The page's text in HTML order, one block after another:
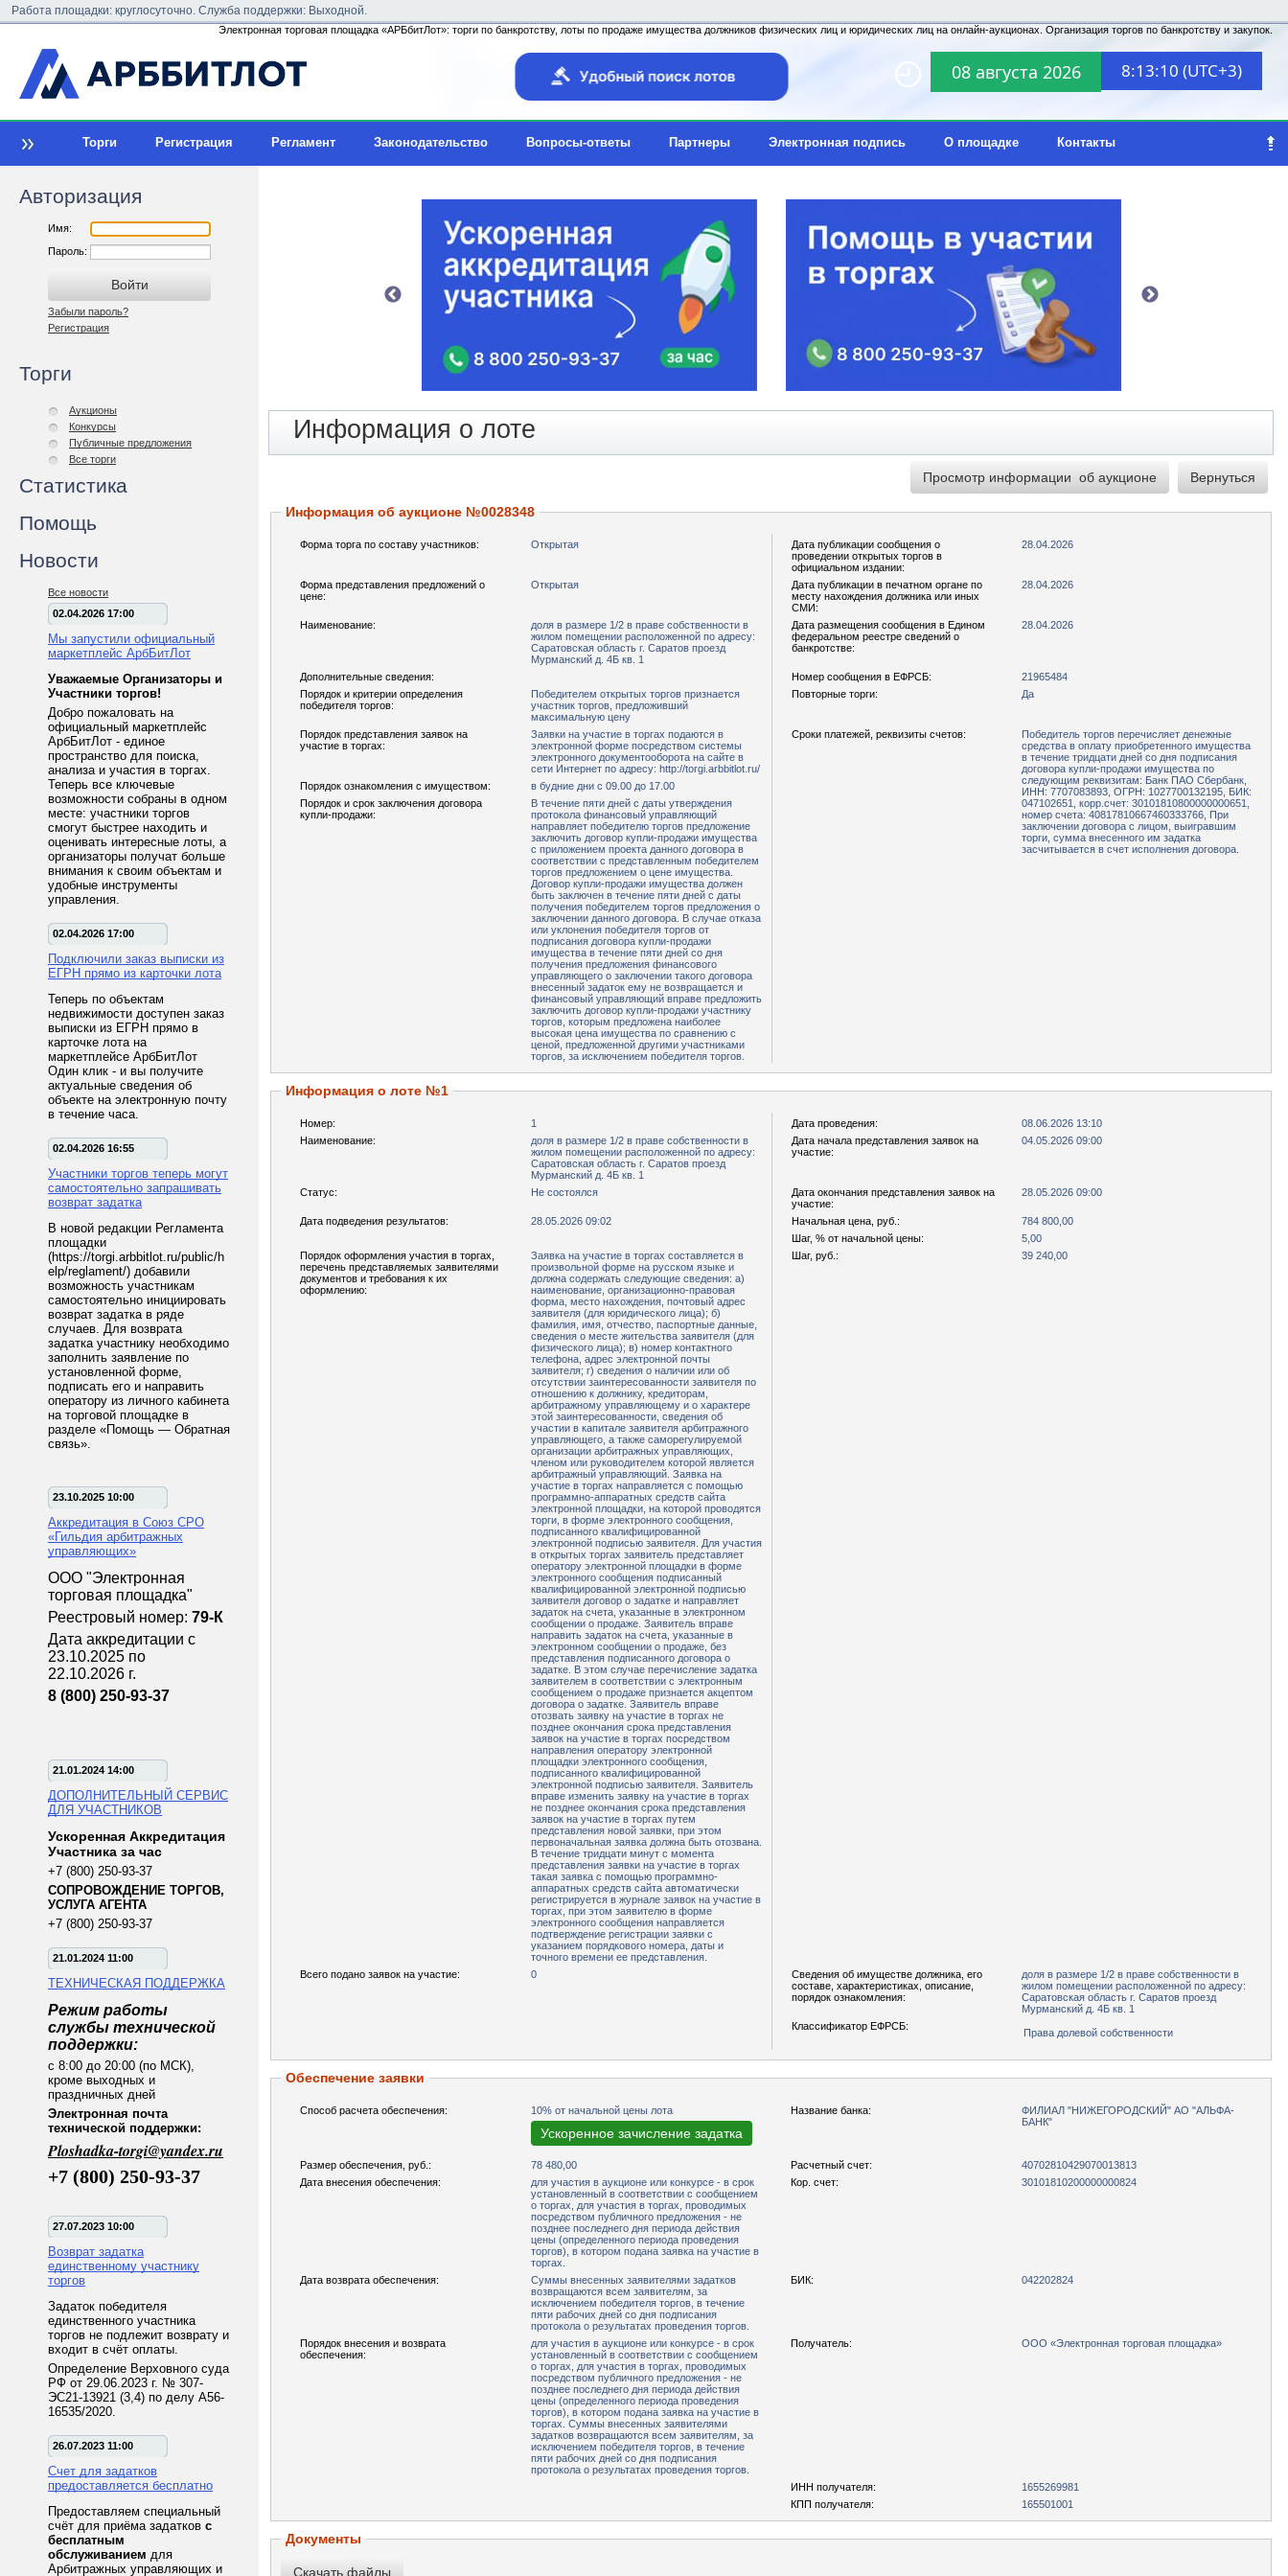
08 августа 2026 8:13:10 (UTC+3)
Работа площадки: круглосуточно. Служба поддержки: Выходной.
Электронная торговая площадка «АРБбитЛот»: торги по банкротству, лоты по продаже имущества должников физических лиц и юридических лиц на онлайн-аукционах. Организация торгов по банкротству и закупок.
Торги Регистрация Регламент Законодательство Вопросы-ответы Партнеры Электронная подпись О площадке Контакты
Авторизация
Имя:
Пароль:
Забыли пароль?
Регистрация
Торги
Аукционы
Конкурсы
Публичные предложения
Все торги
Статистика
Помощь
Новости
Все новости
02.04.2026 17:00
Мы запустили официальный
маркетплейс АрбБитЛот
Уважаемые Организаторы и
Участники торгов!
Добро пожаловать на
официальный маркетплейс
АрбБитЛот - единое
пространство для поиска,
анализа и участия в торгах.
Теперь все ключевые
возможности собраны в одном
месте: участники торгов
смогут быстрее находить и
оценивать интересные лоты, а
организаторы получат больше
внимания к своим объектам и
удобные инструменты
управления.
02.04.2026 17:00
Подключили заказ выписки из
ЕГРН прямо из карточки лота
Теперь по объектам
недвижимости доступен заказ
выписки из ЕГРН прямо в
карточке лота на
маркетплейсе АрбБитЛот
Один клик - и вы получите
актуальные сведения об
объекте на электронную почту
в течение часа.
02.04.2026 16:55
Участники торгов теперь могут
самостоятельно запрашивать
возврат задатка
В новой редакции Регламента
площадки
(https://torgi.arbbitlot.ru/public/h
elp/reglament/) добавили
возможность участникам
самостоятельно инициировать
возврат задатка в ряде
случаев. Для возврата
задатка участнику необходимо
заполнить заявление по
установленной форме,
подписать его и направить
оператору из личного кабинета
на торговой площадке в
разделе «Помощь — Обратная
связь».
23.10.2025 10:00
Аккредитация в Союз СРО
«Гильдия арбитражных
управляющих»
ООО "Электронная
торговая площадка"
Реестровый номер: 79-К
Дата аккредитации с
23.10.2025 по
22.10.2026 г.
8 (800) 250-93-37
21.01.2024 14:00
ДОПОЛНИТЕЛЬНЫЙ СЕРВИС
ДЛЯ УЧАСТНИКОВ
Ускоренная Аккредитация
Участника за час
+7 (800) 250-93-37
СОПРОВОЖДЕНИЕ ТОРГОВ,
УСЛУГА АГЕНТА
+7 (800) 250-93-37
21.01.2024 11:00
ТЕХНИЧЕСКАЯ ПОДДЕРЖКА
Режим работы
службы технической
поддержки:
с 8:00 до 20:00 (по МСК),
кроме выходных и
праздничных дней
Электронная почта
технической поддержки:
Ploshadka-torgi@yandex.ru
+7 (800) 250-93-37
27.07.2023 10:00
Возврат задатка
единственному участнику
торгов
Задаток победителя
единственного участника
торгов не подлежит возврату и
входит в счёт оплаты.
Определение Верховного суда
РФ от 29.06.2023 г. № 307-
ЭС21-13921 (3,4) по делу А56-
16535/2020.
26.07.2023 11:00
Счет для задатков
предоставляется бесплатно
Предоставляем специальный
счёт для приёма задатков с
бесплатным
обслуживанием для
Арбитражных управляющих и
Информация о лоте
Информация об аукционе №0028348
Форма торга по составу участников: Открытая
Дата публикации сообщения о
проведении открытых торгов в
официальном издании:
28.04.2026
Форма представления предложений о
цене:
Открытая
Дата публикации в печатном органе по
месту нахождения должника или иных
СМИ:
28.04.2026
Наименование:
доля в размере 1/2 в праве собственности в
жилом помещении расположенной по адресу:
Саратовская область г. Саратов проезд
Мурманский д. 4Б кв. 1
Дата размещения сообщения в Едином
федеральном реестре сведений о
банкротстве:
28.04.2026
Дополнительные сведения: Номер сообщения в ЕФРСБ:
21965484
Порядок и критерии определения
победителя торгов:
Победителем открытых торгов признается
участник торгов, предложивший
максимальную цену
Повторные торги: Да
Порядок представления заявок на
участие в торгах:
Заявки на участие в торгах подаются в
электронной форме посредством системы
электронного документооборота на сайте в
сети Интернет по адресу: http://torgi.arbbitlot.ru/
Сроки платежей, реквизиты счетов:
Победитель торгов перечисляет денежные
средства в оплату приобретенного имущества
в течение тридцати дней со дня подписания
договора купли-продажи имущества по
следующим реквизитам: Банк ПАО Сбербанк,
ИНН: 7707083893, ОГРН: 1027700132195, БИК:
047102651, корр.счет: 30101810800000000651,
номер счета: 40817810667460333766, При
заключении договора с лицом, выигравшим
торги, сумма внесенного им задатка
засчитывается в счет исполнения договора.
Порядок ознакомления с имуществом:
в будние дни с 09.00 до 17.00
Порядок и срок заключения договора
купли-продажи:
В течение пяти дней с даты утверждения
протокола финансовый управляющий
направляет победителю торгов предложение
заключить договор купли-продажи имущества
с приложением проекта данного договора в
соответствии с представленным победителем
торгов предложением о цене имущества.
Договор купли-продажи имущества должен
быть заключен в течение пяти дней с даты
получения победителем торгов предложения о
заключении данного договора. В случае отказа
или уклонения победителя торгов от
подписания договора купли-продажи
имущества в течение пяти дней со дня
получения предложения финансового
управляющего о заключении такого договора
внесенный задаток ему не возвращается и
финансовый управляющий вправе предложить
заключить договор купли-продажи участнику
торгов, которым предложена наиболее
высокая цена имущества по сравнению с
ценой, предложенной другими участниками
торгов, за исключением победителя торгов.
Информация о лоте №1
Номер: 1 Дата проведения:
08.06.2026 13:10
Наименование:
доля в размере 1/2 в праве собственности в
жилом помещении расположенной по адресу:
Саратовская область г. Саратов проезд
Мурманский д. 4Б кв. 1
Дата начала представления заявок на
участие:
04.05.2026 09:00
Статус: Не состоялся
Дата окончания представления заявок на
участие:
28.05.2026 09:00
Дата подведения результатов: 28.05.2026 09:02 Начальная цена, руб.:
784 800,00
Шаг, % от начальной цены:
5,00
Порядок оформления участия в торгах,
перечень представляемых заявителями
документов и требования к их
оформлению:
Заявка на участие в торгах составляется в
произвольной форме на русском языке и
должна содержать следующие сведения: а)
наименование, организационно-правовая
форма, место нахождения, почтовый адрес
заявителя (для юридического лица); б)
фамилия, имя, отчество, паспортные данные,
сведения о месте жительства заявителя (для
физического лица); в) номер контактного
телефона, адрес электронной почты
заявителя; г) сведения о наличии или об
отсутствии заинтересованности заявителя по
отношению к должнику, кредиторам,
арбитражному управляющему и о характере
этой заинтересованности, сведения об
участии в капитале заявителя арбитражного
управляющего, а также саморегулируемой
организации арбитражных управляющих,
членом или руководителем которой является
арбитражный управляющий. Заявка на
участие в торгах направляется с помощью
программно-аппаратных средств сайта
электронной площадки, на которой проводятся
торги, в форме электронного сообщения,
подписанного квалифицированной
электронной подписью заявителя. Для участия
в открытых торгах заявитель представляет
оператору электронной площадки в форме
электронного сообщения подписанный
квалифицированной электронной подписью
заявителя договор о задатке и направляет
задаток на счета, указанные в электронном
сообщении о продаже. Заявитель вправе
направить задаток на счета, указанные в
электронном сообщении о продаже, без
представления подписанного договора о
задатке. В этом случае перечисление задатка
заявителем в соответствии с электронным
сообщением о продаже признается акцептом
договора о задатке. Заявитель вправе
отозвать заявку на участие в торгах не
позднее окончания срока представления
заявок на участие в торгах посредством
направления оператору электронной
площадки электронного сообщения,
подписанного квалифицированной
электронной подписью заявителя. Заявитель
вправе изменить заявку на участие в торгах
не позднее окончания срока представления
заявок на участие в торгах путем
представления новой заявки, при этом
первоначальная заявка должна быть отозвана.
В течение тридцати минут с момента
представления заявки на участие в торгах
такая заявка с помощью программно-
аппаратных средств сайта автоматически
регистрируется в журнале заявок на участие в
торгах, при этом заявителю в форме
электронного сообщения направляется
подтверждение регистрации заявки с
указанием порядкового номера, даты и
точного времени ее представления.
Шаг, руб.: 39 240,00
Всего подано заявок на участие: 0
Сведения об имуществе должника, его
составе, характеристиках, описание,
порядок ознакомления:
доля в размере 1/2 в праве собственности в
жилом помещении расположенной по адресу:
Саратовская область г. Саратов проезд
Мурманский д. 4Б кв. 1
Классификатор ЕФРСБ:
Права долевой собственности
Обеспечение заявки
Способ расчета обеспечения: 10% от начальной цены лота
Ускоренное зачисление задатка
Название банка:
ФИЛИАЛ "НИЖЕГОРОДСКИЙ" АО "АЛЬФА-
БАНК"
Размер обеспечения, руб.: 78 480,00 Расчетный счет:
40702810429070013813
Дата внесения обеспечения:
для участия в аукционе или конкурсе - в срок
установленный в соответствии с сообщением
о торгах, для участия в торгах, проводимых
посредством публичного предложения - не
позднее последнего дня периода действия
цены (определенного периода проведения
торгов), в котором подана заявка на участие в
торгах.
Кор. счет: 30101810200000000824
Дата возврата обеспечения:
Суммы внесенных заявителями задатков
возвращаются всем заявителям, за
исключением победителя торгов, в течение
пяти рабочих дней со дня подписания
протокола о результатах проведения торгов.
БИК: 042202824
Порядок внесения и возврата
обеспечения:
для участия в аукционе или конкурсе - в срок
установленный в соответствии с сообщением
о торгах, для участия в торгах, проводимых
посредством публичного предложения - не
позднее последнего дня периода действия
цены (определенного периода проведения
торгов), в котором подана заявка на участие в
торгах. Суммы внесенных заявителями
задатков возвращаются всем заявителям, за
исключением победителя торгов, в течение
пяти рабочих дней со дня подписания
протокола о результатах проведения торгов.
Получатель: ООО «Электронная торговая площадка»
ИНН получателя:
1655269981
КПП получателя:
165501001
Документы